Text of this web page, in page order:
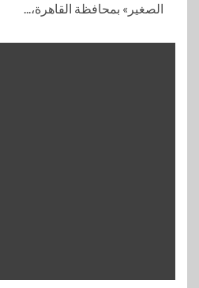
الصغير» بمحافظة القاهرة،...